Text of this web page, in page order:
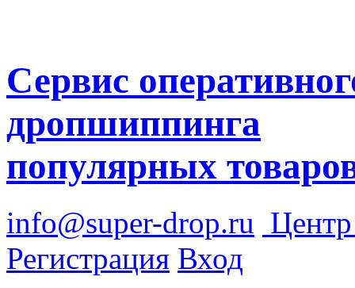
Сервис
дропшиппинга
популярных
info@super-drop.ru
Регистрация Вход